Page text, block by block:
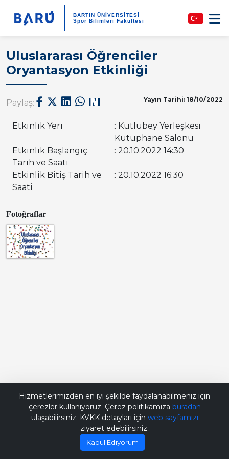
BARTIN ÜNİVERSİTESİ
Spor Bilimleri Fakültesi
Uluslararası Öğrenciler
Oryantasyon Etkinliği
Paylaş: Yayın Tarihi: 18/10/2022
Etkinlik Yeri
: Kutlubey Yerleşkesi
Kütüphane Salonu
Etkinlik Başlangıç
Tarih ve Saati
: 20.10.2022 14:30
Etkinlik Bitiş Tarih ve
Saati
: 20.10.2022 16:30
Fotoğraflar
Hizmetlerimizden en iyi şekilde faydalanabilmeniz için
çerezler kullanıyoruz. Çerez politikamıza buradan
ulaşabilirsiniz. KVKK detayları için web sayfamızı
ziyaret edebilirsiniz.
Kabul Ediyorum
Bana Soru Sor | Ask Me